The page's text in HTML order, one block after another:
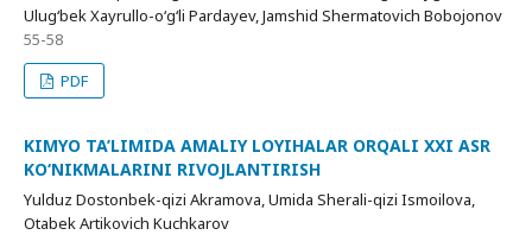
Ulug‘bek Xayrullo-o‘g‘li Pardayev, Jamshid Shermatovich Bobojonov
55-58
PDF
KIMYO TA’LIMIDA AMALIY LOYIHALAR ORQALI XXI ASR
KO‘NIKMALARINI RIVOJLANTIRISH
Yulduz Dostonbek-qizi Akramova, Umida Sherali-qizi Ismoilova,
Otabek Artikovich Kuchkarov